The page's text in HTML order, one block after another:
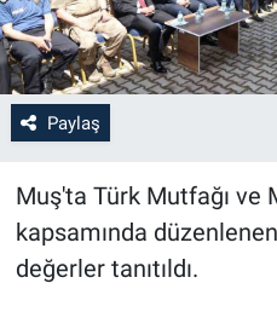
Paylaş
Muş'ta Türk Mutfağı ve
kapsamında
değerler tanıtıldı.